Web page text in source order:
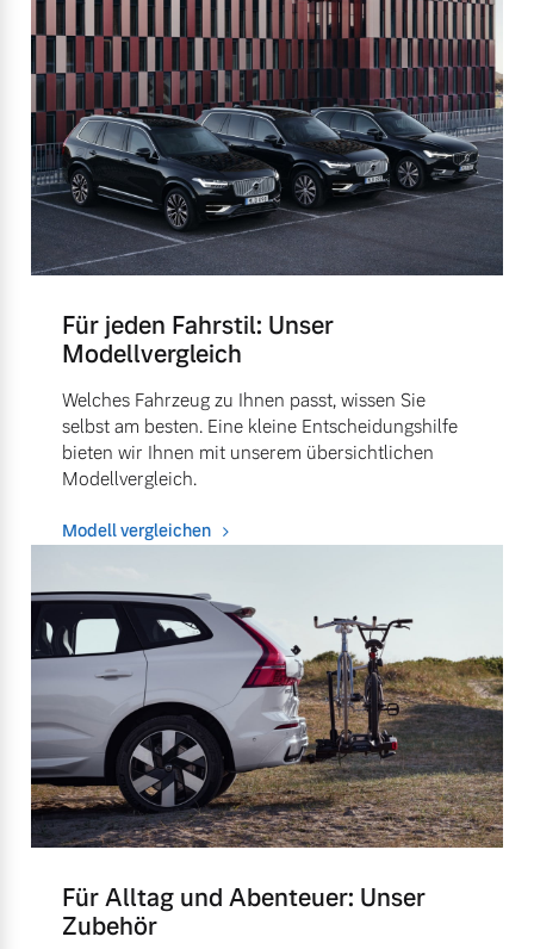
Für jeden Fahrstil: Unser
Modellvergleich
Welches Fahrzeug zu Ihnen passt, wissen Sie
selbst am besten. Eine kleine Entscheidungshilfe
bieten wir Ihnen mit unserem übersichtlichen
Modellvergleich.
Modell vergleichen
Für Alltag und Abenteuer: Unser
Zubehör